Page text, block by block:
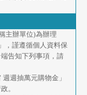
主辦單位)為辦理
，謹遵循個人資料保
告知下列事項，請
週抽萬元購物金」
。